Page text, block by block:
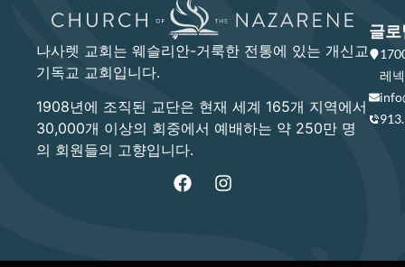
나사렛 교회는 웨슬리안-거룩한 전통에 있는 개신교
기독교 교회입니다.
1908년에 조직된 교단은 현재 세계 165개 지역에서
30,000개 이상의 회중에서 예배하는 약 250만 명
의 회원들의 고향입니다.
글로
레